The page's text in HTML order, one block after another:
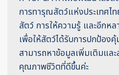
การทารุณสัตว์แห่งประเทศไ
สัตว์ การให้ความรู้ และอีกห
เพื่อให้สัตว์ได้รับการปกป้อ
สามารถหาข้อมูลเพิ่มเติมแล
คุณภาพชีวิตที่ดีขึ้นค่ะ